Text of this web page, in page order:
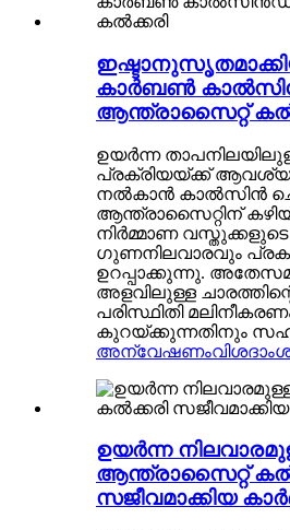
കാർബൺ
ആന്ത്രാസൈറ്റ്
ഉയർന്ന
പ്രക്രിയയ്ക്ക്
നൽകാൻ കാൽസിൻ
ആന്ത്രാസൈറ്റിന്
നിർമ്മാണ വസ്തുക്കളുടെ
ഗുണനിലവാരവും
ഉറപ്പാക്കുന്നു.
അളവിലുള്ള
പരിസ്ഥിതി
കുറയ്ക്കുന്നതിനും
അന്വേഷണം
ഉയർന്ന
ആന്ത്രാസൈറ്റ്
സജീവമാക്കിയ